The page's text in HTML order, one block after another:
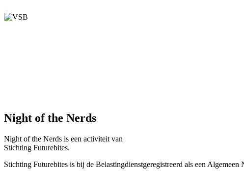
Night of the Nerds
Night of the Nerds is een activiteit van
Stichting Futurebites.
Stichting Futurebites is bij de Belastingdienstgeregistreerd als een